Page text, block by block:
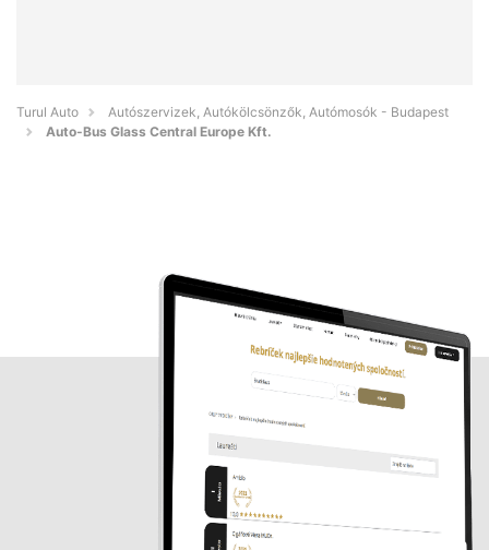
Turul Auto
Autószervizek, Autókölcsönzők, Autómosók - Budapest
Auto-Bus Glass Central Europe Kft.